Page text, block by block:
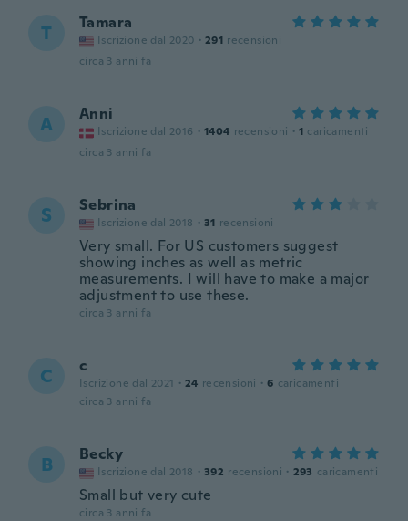
T Tamara
Iscrizione dal 2020 · 291 recensioni
circa 3 anni fa
A Anni
Iscrizione dal 2016 · 1404 recensioni · 1 caricamenti
circa 3 anni fa
S Sebrina
Iscrizione dal 2018 · 31 recensioni
Very small. For US customers suggest
showing inches as well as metric
measurements. I will have to make a major
adjustment to use these.
circa 3 anni fa
C c
Iscrizione dal 2021 · 24 recensioni · 6 caricamenti
circa 3 anni fa
B Becky
Iscrizione dal 2018 · 392 recensioni · 293 caricamenti
Small but very cute
circa 3 anni fa